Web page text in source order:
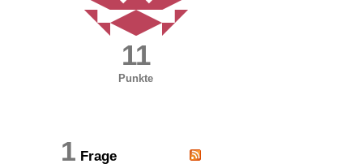
11
Punkte
1 Frage